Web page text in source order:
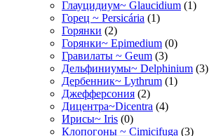
Глауцидиум~ Glaucidium (1)
Горец ~ Persicária (1)
Горянки (2)
Горянки~ Epimedium (0)
Гравилаты ~ Geum (3)
Дельфиниумы~ Delphinium (3)
Дербенник~ Lythrum (1)
Джефферсония (2)
Дицентра~Dicentra (4)
Ирисы~ Iris (0)
Клопогоны ~ Cimicifuga (3)